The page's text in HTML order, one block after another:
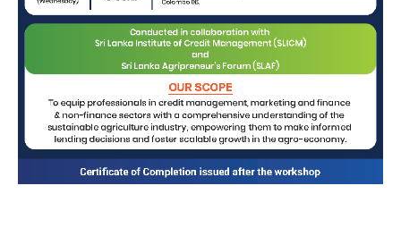
தொழில்சார் அனுபவத்தை வழங்குகிறோம்.
சர்வதேச கண்ணோட்டம்